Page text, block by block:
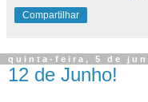
Compartilhar
quinta-feira, 5 de
12 de Junho!